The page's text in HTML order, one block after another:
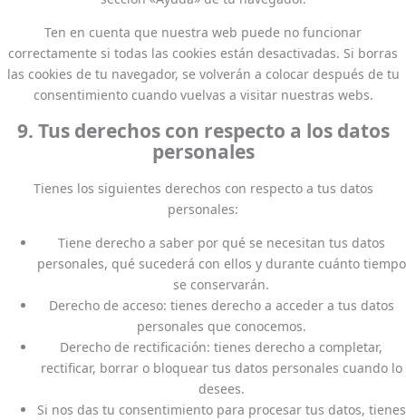
Ten en cuenta que nuestra web puede no funcionar
correctamente si todas las cookies están desactivadas. Si borras
las cookies de tu navegador, se volverán a colocar después de tu
consentimiento cuando vuelvas a visitar nuestras webs.
9. Tus derechos con respecto a los datos
personales
Tienes los siguientes derechos con respecto a tus datos
personales:
Tiene derecho a saber por qué se necesitan tus datos
personales, qué sucederá con ellos y durante cuánto tiempo
se conservarán.
Derecho de acceso: tienes derecho a acceder a tus datos
personales que conocemos.
Derecho de rectificación: tienes derecho a completar,
rectificar, borrar o bloquear tus datos personales cuando lo
desees.
Si nos das tu consentimiento para procesar tus datos, tienes